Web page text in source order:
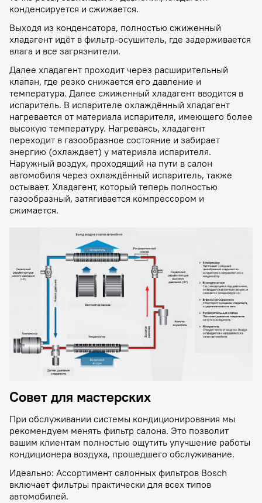
конденсируется и сжижается.
Выходя из конденсатора, полностью сжиженный
хладагент идёт в фильтр-осушитель, где задерживается
влага и все загрязнители.
Далее хладагент проходит через расширительный
клапан, где резко снижается его давление и
температура. Далее сжиженный хладагент вводится в
испаритель. В испарителе охлаждённый хладагент
нагревается от материала испарителя, имеющего более
высокую температуру. Нагреваясь, хладагент
переходит в газообразное состояние и забирает
энергию (охлаждает) у материала испарителя.
Наружный воздух, проходящий на пути в салон
автомобиля через охлаждённый испаритель, также
остывает. Хладагент, который теперь полностью
газообразный, затягивается компрессором и
сжимается.
Совет для мастерских
При обслуживании системы кондиционирования мы
рекомендуем менять фильтр салона. Это позволит
вашим клиентам полностью ощутить улучшение работы
кондиционера воздуха, прошедшего обслуживание.
Идеально: Ассортимент салонных фильтров Bosch
включает фильтры практически для всех типов
автомобилей.